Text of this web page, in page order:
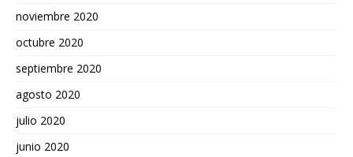
noviembre 2020
octubre 2020
septiembre 2020
agosto 2020
julio 2020
junio 2020